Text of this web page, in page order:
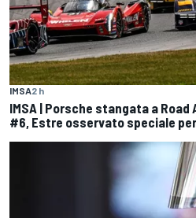
IMSA2 h
IMSA | Porsche stangata a
#6, Estre osservato speciale